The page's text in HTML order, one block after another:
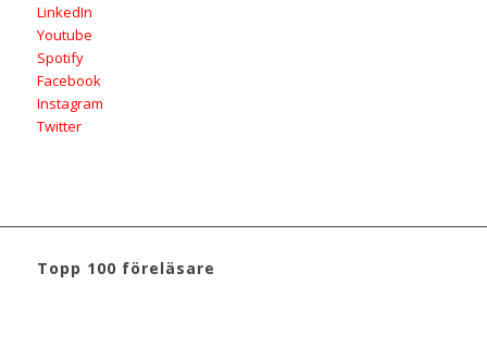
LinkedIn
Youtube
Spotify
Facebook
Instagram
Twitter
Topp 100 föreläsare